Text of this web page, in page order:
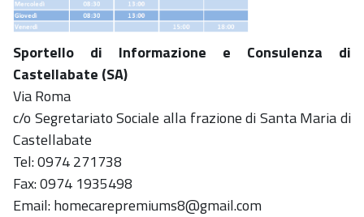
Sportello di Informazione e Consulenza di
Castellabate (SA)
Via Roma
c/o Segretariato Sociale alla frazione di Santa Maria di
Castellabate
Tel: 0974 271738
Fax: 0974 1935498
Email: homecarepremiums8@gmail.com